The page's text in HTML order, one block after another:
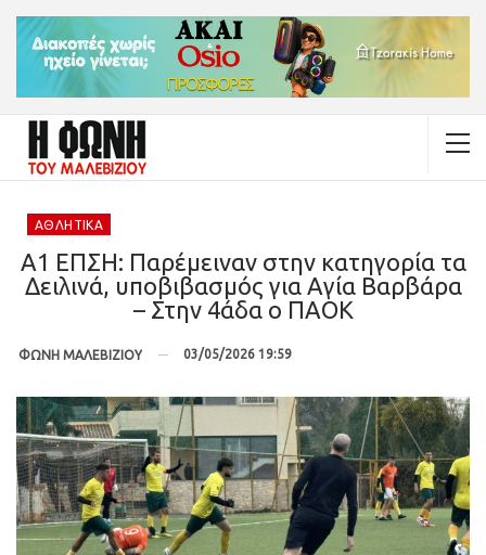
ΑΘΛΗΤΙΚΆ
Α1 ΕΠΣΗ: Παρέμειναν στην κατηγορία τα
Δειλινά, υποβιβασμός για Αγία Βαρβάρα
– Στην 4άδα ο ΠΑΟΚ
ΦΩΝΗ ΜΑΛΕΒΙΖΙΟΥ 03/05/2026 19:59